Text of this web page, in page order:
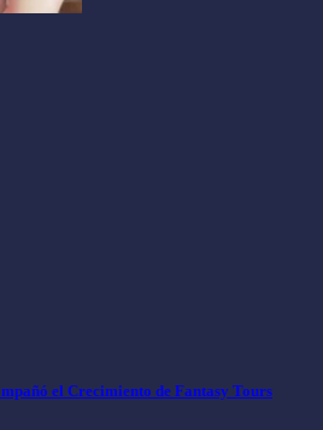
el Crecimiento de Fantasy Tours